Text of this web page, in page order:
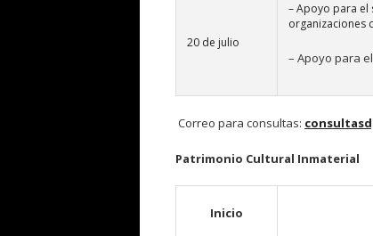
20 de julio
– Apoyo para
organizaciones
– Apoyo para
Correo para consultas:
Patrimonio Cultural Inmaterial
Inicio